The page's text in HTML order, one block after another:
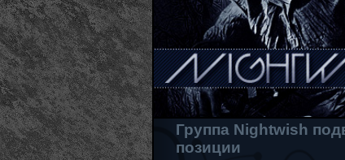
Группа Nightwish
позиции